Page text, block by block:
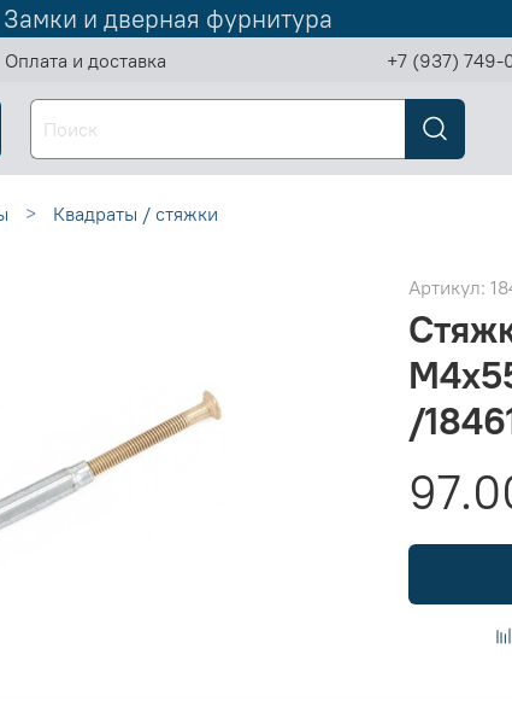
Замки и дверная фурнитура
Оплата и доставка +7 (937) 749-
Квадраты / стяжки
Артикул:
/